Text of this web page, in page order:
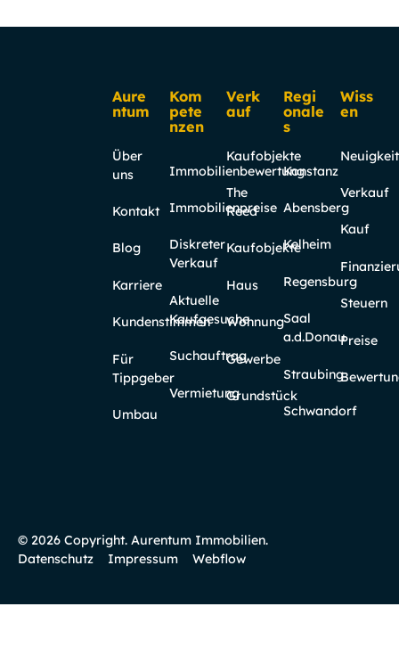
Aure
ntum
Über
uns
Kontakt
Blog
Karriere
Kundenstimmen
Für
Tippgeber
Umbau
Kom
pete
nzen
Immobilienbewertung
Immobilienpreise
Diskreter
Verkauf
Aktuelle
Kaufgesuche
Suchauftrag
Vermietung
Verk
auf
Kaufobjekte
The
Reed
Kaufobjekte
Haus
Wohnung
Gewerbe
Grundstück
Regi
onale
s
Konstanz
Abensberg
Kelheim
Regensburg
Saal
a.d.Donau
Straubing
Schwandorf
Wiss
en
Verkauf
Kauf
Steuern
Preise
© 2026Copyright. Aurentum Immobilien.
Datenschutz
Impressum Webflow